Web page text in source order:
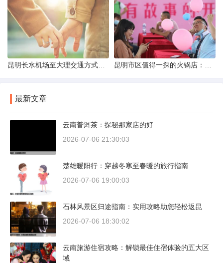
最新文章
云南普洱茶：探秘那家店的好
2026-07-06 21:30:03
楚雄暖阳行：穿越冬寒至春暖的旅行指南
2026-07-06 19:00:03
石林风景区归途指南：实用攻略助您轻松返昆
2026-07-06 18:30:02
云南旅游住宿攻略：解锁最佳住宿体验的五大区
域